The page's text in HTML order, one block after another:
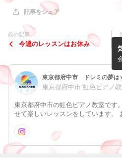
記事をシェア
前の記事
今週のレッスンはお休み
東京都府中市 虹色ピアノ
東京都府中市の虹色ピアノ教室です
せて楽しいレッスンをしています。